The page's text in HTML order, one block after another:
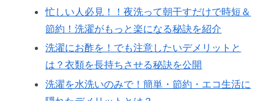
忙しい人必見！！夜洗って朝干すだけで時短＆
節約！洗濯がもっと楽になる秘訣を紹介
洗濯にお酢を！でも注意したいデメリットと
は？衣類を長持ちさせる秘訣を公開
洗濯を水洗いのみで！簡単・節約・エコ生活に